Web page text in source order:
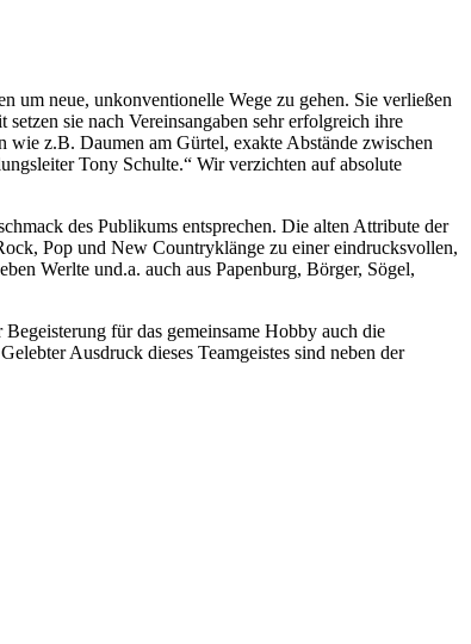
um neue, unkonventionelle Wege zu gehen. Sie verließen
sie nach Vereinsangaben sehr erfolgreich ihre
z.B. Daumen am Gürtel, exakte Abstände zwischen
Tony Schulte.“ Wir verzichten auf absolute
des Publikums entsprechen. Die alten Attribute der
Pop und New Countryklänge zu einer eindrucksvollen,
Werlte und.a. auch aus Papenburg, Börger, Sögel,
für das gemeinsame Hobby auch die
Ausdruck dieses Teamgeistes sind neben der